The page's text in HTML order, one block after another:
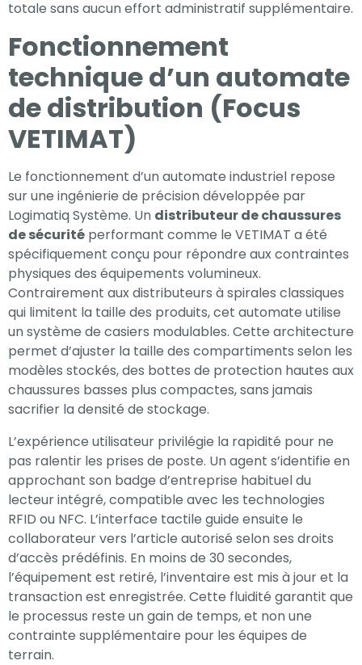
totale sans aucun effort administratif supplémentaire.
Fonctionnement
technique d’un automate
de distribution (Focus
VETIMAT)
Le fonctionnement d’un automate industriel repose
sur une ingénierie de précision développée par
Logimatiq Système. Un distributeur de chaussures
de sécurité performant comme le VETIMAT a été
spécifiquement conçu pour répondre aux contraintes
physiques des équipements volumineux.
Contrairement aux distributeurs à spirales classiques
qui limitent la taille des produits, cet automate utilise
un système de casiers modulables. Cette architecture
permet d’ajuster la taille des compartiments selon les
modèles stockés, des bottes de protection hautes aux
chaussures basses plus compactes, sans jamais
sacrifier la densité de stockage.
L’expérience utilisateur privilégie la rapidité pour ne
pas ralentir les prises de poste. Un agent s’identifie en
approchant son badge d’entreprise habituel du
lecteur intégré, compatible avec les technologies
RFID ou NFC. L’interface tactile guide ensuite le
collaborateur vers l’article autorisé selon ses droits
d’accès prédéfinis. En moins de 30 secondes,
l’équipement est retiré, l’inventaire est mis à jour et la
transaction est enregistrée. Cette fluidité garantit que
le processus reste un gain de temps, et non une
contrainte supplémentaire pour les équipes de
terrain.